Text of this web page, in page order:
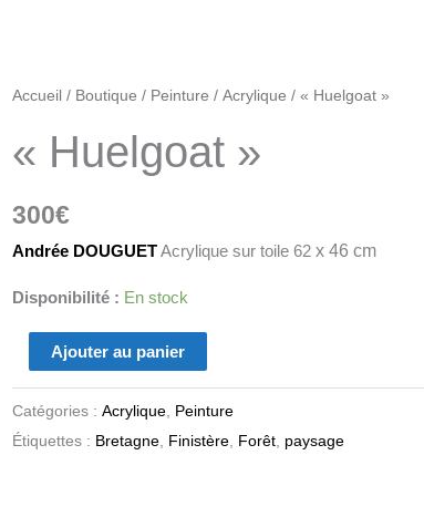
Accueil / Boutique / Peinture / Acrylique / « Huelgoat »
« Huelgoat »
300€
Andrée DOUGUETAcrylique sur toile 62 x 46 cm
Disponibilité : En stock
quantité
"Huelgoat"
Ajouter au panier
Catégories : Acrylique
Peinture
Étiquettes : Bretagne Finistère Forêt paysage